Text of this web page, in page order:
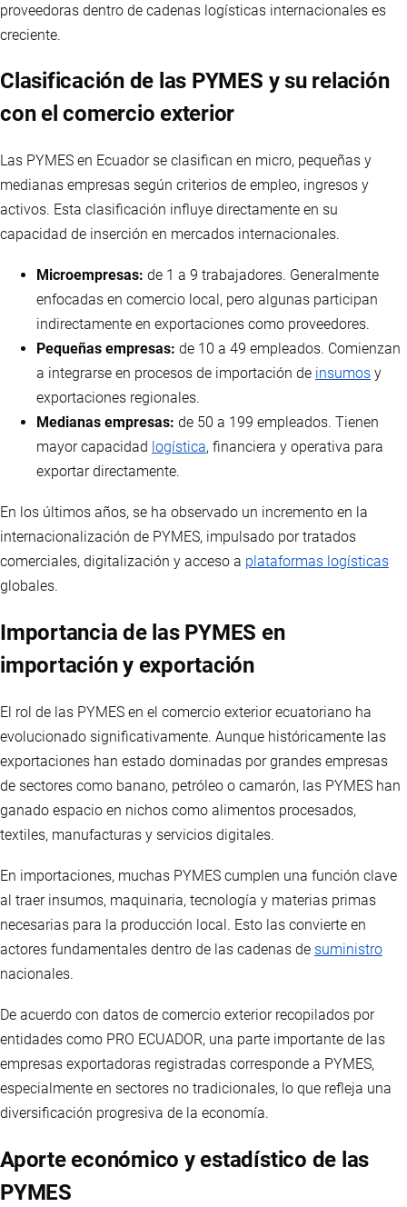
proveedoras dentro de cadenas logísticas internacionales es
creciente.
Clasificación de las PYMES y su relación
con el comercio exterior
Las PYMES en Ecuador se clasifican en micro, pequeñas y
medianas empresas según criterios de empleo, ingresos y
activos. Esta clasificación influye directamente en su
capacidad de inserción en mercados internacionales.
Microempresas: de 1 a 9 trabajadores. Generalmente
enfocadas en comercio local, pero algunas participan
indirectamente en exportaciones como proveedores.
Pequeñas empresas: de 10 a 49 empleados. Comienzan
a integrarse en procesos de importación de insumos y
exportaciones regionales.
Medianas empresas: de 50 a 199 empleados. Tienen
mayor capacidad logística, financiera y operativa para
exportar directamente.
En los últimos años, se ha observado un incremento en la
internacionalización de PYMES, impulsado por tratados
comerciales, digitalización y acceso a plataformas logísticas
globales.
Importancia de las PYMES en
importación y exportación
El rol de las PYMES en el comercio exterior ecuatoriano ha
evolucionado significativamente. Aunque históricamente las
exportaciones han estado dominadas por grandes empresas
de sectores como banano, petróleo o camarón, las PYMES han
ganado espacio en nichos como alimentos procesados,
textiles, manufacturas y servicios digitales.
En importaciones, muchas PYMES cumplen una función clave
al traer insumos, maquinaria, tecnología y materias primas
necesarias para la producción local. Esto las convierte en
actores fundamentales dentro de las cadenas de suministro
nacionales.
De acuerdo con datos de comercio exterior recopilados por
entidades como PRO ECUADOR, una parte importante de las
empresas exportadoras registradas corresponde a PYMES,
especialmente en sectores no tradicionales, lo que refleja una
diversificación progresiva de la economía.
Aporte económico y estadístico de las
PYMES